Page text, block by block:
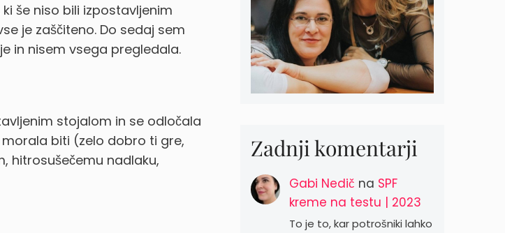
še niso bili izpostavljenim
je zaščiteno. Do sedaj sem
in nisem vsega pregledala.
stojalom in se odločala
morala biti (zelo dobro ti gre,
hitrosušečemu nadlaku,
Zadnji komentarji
Gabi Nedič na SPF
kreme na testu | 2023
To je to, kar potrošniki lahko